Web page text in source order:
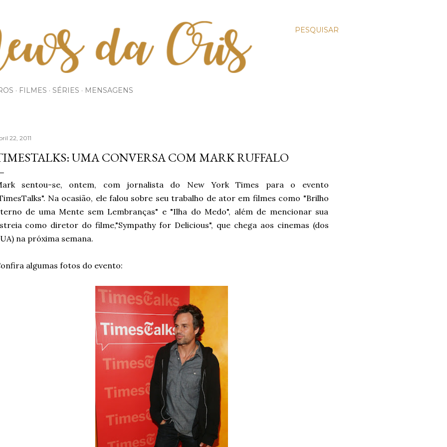
PESQUISAR
FILMES SÉRIES MENSAGENS
22, 2011
UMA CONVERSA COM MARK RUFFALO
sentou-se, ontem, com jornalista do New York Times para o evento
Na ocasião, ele falou sobre seu trabalho de ator em filmes como "Brilho
de uma Mente sem Lembranças" e "Ilha do Medo", além de mencionar sua
como diretor do filme,"Sympathy for Delicious", que chega aos cinemas (dos
na próxima semana.
algumas fotos do evento: